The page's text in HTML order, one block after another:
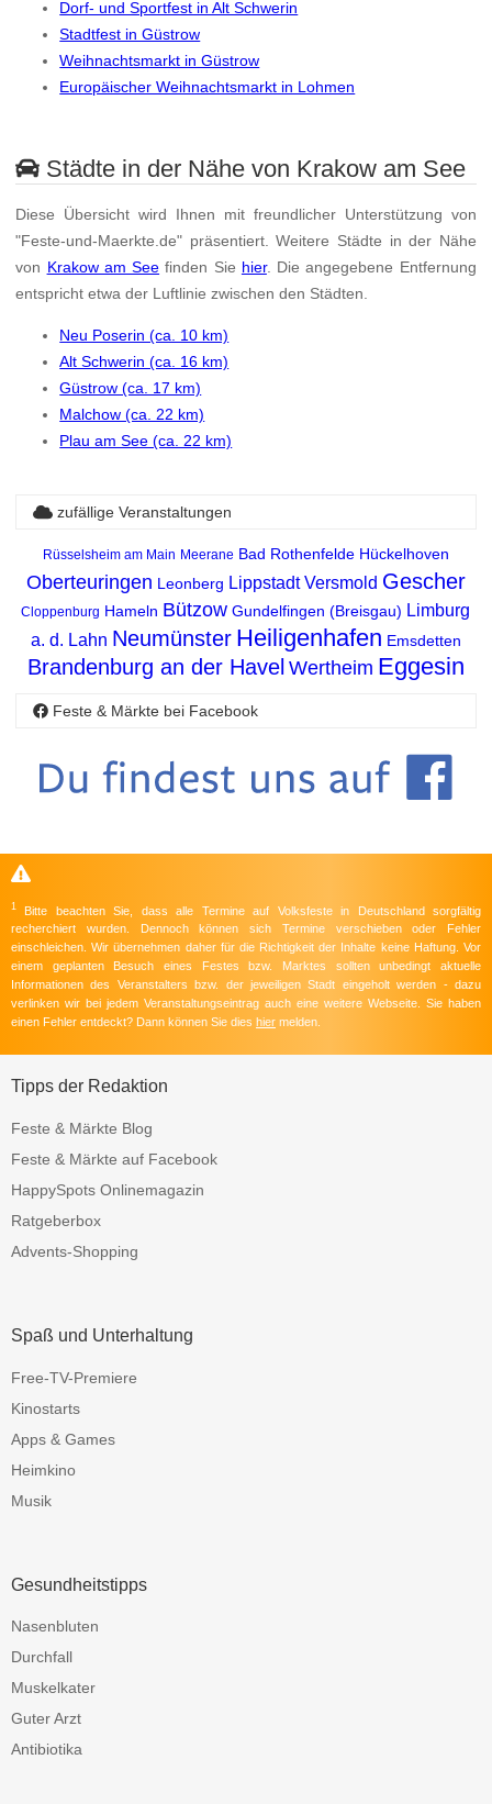
Dorf- und Sportfest in Alt Schwerin
Stadtfest in Güstrow
Weihnachtsmarkt in Güstrow
Europäischer Weihnachtsmarkt in Lohmen
Städte in der Nähe von Krakow am See
Diese Übersicht wird Ihnen mit freundlicher Unterstützung von
"Feste-und-Maerkte.de" präsentiert. Weitere Städte in der Nähe
von Krakow am See finden Sie hier. Die angegebene Entfernung
entspricht etwa der Luftlinie zwischen den Städten.
Neu Poserin (ca. 10 km)
Alt Schwerin (ca. 16 km)
Güstrow (ca. 17 km)
Malchow (ca. 22 km)
Plau am See (ca. 22 km)
zufällige Veranstaltungen
Rüsselsheim am Main Meerane Bad Rothenfelde Hückelhoven
Oberteuringen Leonberg Lippstadt Versmold Gescher
Cloppenburg Hameln Bützow Gundelfingen (Breisgau) Limburg
a. d. Lahn Neumünster Heiligenhafen Emsdetten
Brandenburg an der Havel Wertheim Eggesin
Feste & Märkte bei Facebook
1
Bitte beachten Sie, dass alle Termine auf Volksfeste in Deutschland sorgfältig
recherchiert wurden. Dennoch können sich Termine verschieben oder Fehler
einschleichen. Wir übernehmen daher für die Richtigkeit der Inhalte keine Haftung. Vor
einem geplanten Besuch eines Festes bzw. Marktes sollten unbedingt aktuelle
Informationen des Veranstalters bzw. der jeweiligen Stadt eingeholt werden - dazu
verlinken wir bei jedem Veranstaltungseintrag auch eine weitere Webseite. Sie haben
einen Fehler entdeckt? Dann können Sie dies hier melden.
Tipps der Redaktion
Feste & Märkte Blog
Feste & Märkte auf Facebook
HappySpots Onlinemagazin
Ratgeberbox
Advents-Shopping
Spaß und Unterhaltung
Free-TV-Premiere
Kinostarts
Apps & Games
Heimkino
Musik
Gesundheitstipps
Nasenbluten
Durchfall
Muskelkater
Guter Arzt
Antibiotika